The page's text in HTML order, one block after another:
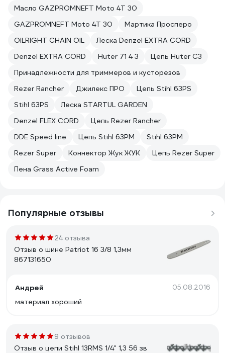
Масло GAZPROMNEFT Moto 4T 30
GAZPROMNEFT Moto 4T 30
Мартика Просперо
OILRIGHT CHAIN OIL
Леска Denzel EXTRA CORD
Denzel EXTRA CORD
Huter 71 4 3
Цепь Huter С3
Принадлежности для триммеров и кусторезов
Rezer Rancher
Джилекс ПРО
Цепь Stihl 63PS
Stihl 63PS
Леска STARTUL GARDEN
Denzel FLEX CORD
Цепь Rezer Rancher
DDE Speed line
Цепь Stihl 63PM
Stihl 63PM
Rezer Super
Коннектор Жук ЖУК
Цепь Rezer Super
Пена Grass Active Foam
Популярные отзывы
24 отзыва
Отзыв о шине Patriot 16 3/8 1,3мм
867131650
Андрей 05.08.2016
материал хороший
9 отзывов
Отзыв о цепи Stihl 13RMS 1/4" 1,3 56 зв